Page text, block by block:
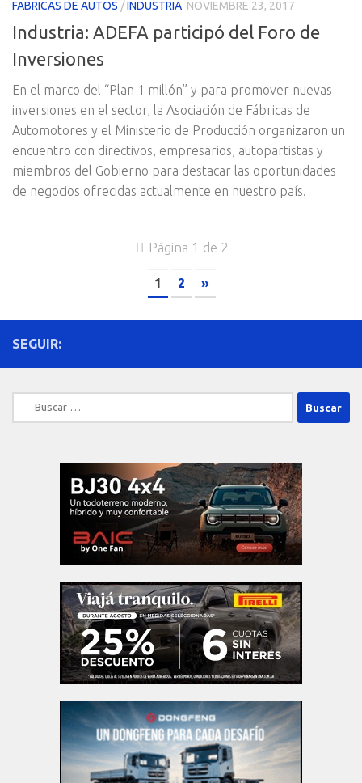
FABRICAS DE AUTOS /INDUSTRIA NOVIEMBRE 23, 2017
Industria: ADEFA participó del Foro de
Inversiones
En el marco del “Plan 1 millón” y para promover nuevas
inversiones en el sector, la Asociación de Fábricas de
Automotores y el Ministerio de Producción organizaron un
encuentro con directivos, empresarios, autopartistas y
miembros del Gobierno para destacar las oportunidades
de negocios ofrecidas actualmente en nuestro país.
Página 1 de 2
1 2 »
SEGUIR:
Buscar: